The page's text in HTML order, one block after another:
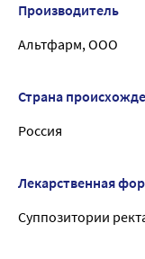
Производитель
Альтфарм, ООО
Страна
Россия
Лекарственная
Суппозитории